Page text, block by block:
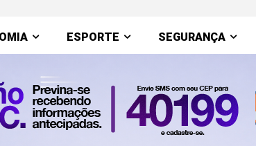
ESPORTE SEGURANÇA